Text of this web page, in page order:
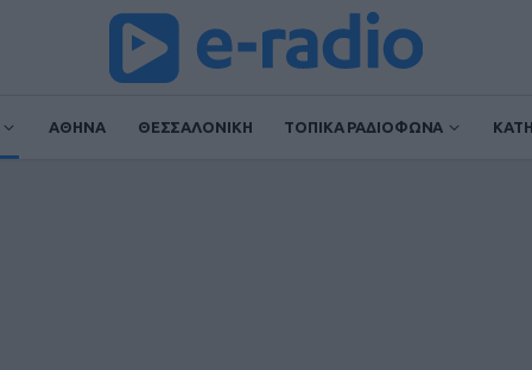
ΑΘΗΝΑ ΘΕΣΣΑΛΟΝΙΚΗ ΤΟΠΙΚΑ ΡΑΔΙΟΦΩΝΑ